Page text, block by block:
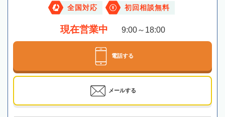
全国対応 初回相談無料
現在営業中 9:00～18:00
電話する
メールする